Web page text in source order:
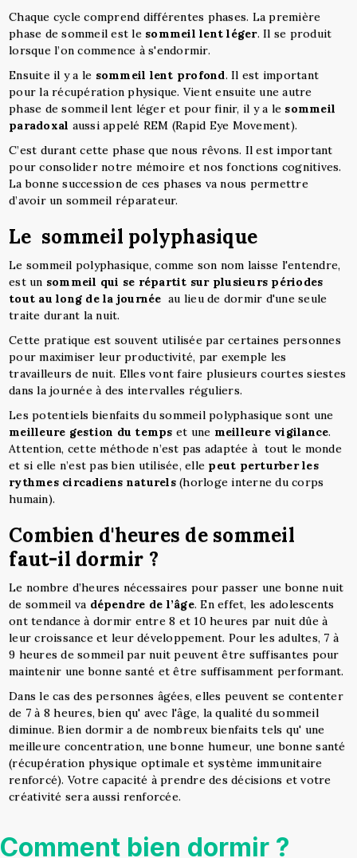
Chaque cycle comprend différentes phases. La première
phase de sommeil est le sommeil lent léger. Il se produit
lorsque l’on commence à s'endormir.
Ensuite il y a le sommeil lent profond. Il est important
pour la récupération physique. Vient ensuite une autre
phase de sommeil lent léger et pour finir, il y a le sommeil
paradoxal aussi appelé REM (Rapid Eye Movement).
C’est durant cette phase que nous rêvons. Il est important
pour consolider notre mémoire et nos fonctions cognitives.
La bonne succession de ces phases va nous permettre
d’avoir un sommeil réparateur.
Le sommeil polyphasique
Le sommeil polyphasique, comme son nom laisse l'entendre,
est un sommeil qui se répartit sur plusieurs périodes
tout au long de la journée au lieu de dormir d'une seule
traite durant la nuit.
Cette pratique est souvent utilisée par certaines personnes
pour maximiser leur productivité, par exemple les
travailleurs de nuit. Elles vont faire plusieurs courtes siestes
dans la journée à des intervalles réguliers.
Les potentiels bienfaits du sommeil polyphasique sont une
meilleure gestion du temps et une meilleure vigilance.
Attention, cette méthode n’est pas adaptée à tout le monde
et si elle n’est pas bien utilisée, elle peut perturber les
rythmes circadiens naturels(horloge interne du corps
humain).
Combien d'heures de sommeil
faut-il dormir ?
Le nombre d’heures nécessaires pour passer une bonne nuit
de sommeil va dépendre de l’âge. En effet, les adolescents
ont tendance à dormir entre 8 et 10 heures par nuit dûe à
leur croissance et leur développement. Pour les adultes, 7 à
9 heures de sommeil par nuit peuvent être suffisantes pour
maintenir une bonne santé et être suffisamment performant.
Dans le cas des personnes âgées, elles peuvent se contenter
de 7 à 8 heures, bien qu' avec l'âge, la qualité du sommeil
diminue. Bien dormir a de nombreux bienfaits tels qu' une
meilleure concentration, une bonne humeur, une bonne santé
(récupération physique optimale et système immunitaire
renforcé). Votre capacité à prendre des décisions et votre
créativité sera aussi renforcée.
Comment bien dormir ?